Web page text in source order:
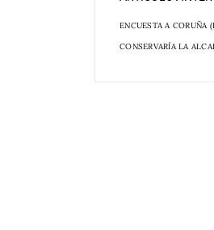
ENCUESTA A CORUÑA
CONSERVARÍA LA